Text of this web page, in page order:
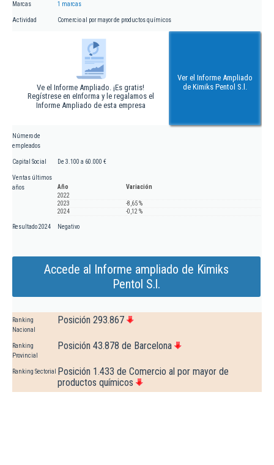
Marcas 1 marcas
Actividad Comercio al por mayor de productos químicos
Ve el Informe Ampliado. ¡Es gratis!
Regístrese en eInforma y le regalamos el
Informe Ampliado de esta empresa
Ver el Informe Ampliado
de Kimiks Pentol S.l.
Número de
empleados
Capital Social De 3.100 a 60.000 €
Ventas últimos
años
Año
Variación
2022
2023
-8,65 %
2024
-0,12 %
Resultado 2024 Negativo
Accede al Informe ampliado de Kimiks
Pentol S.l.
Ranking
Nacional
Posición 293.867
Ranking
Provincial
Posición 43.878 de Barcelona
Ranking Sectorial
Posición 1.433 de Comercio al por mayor de
productos químicos